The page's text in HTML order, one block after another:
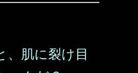
、肌に裂け目